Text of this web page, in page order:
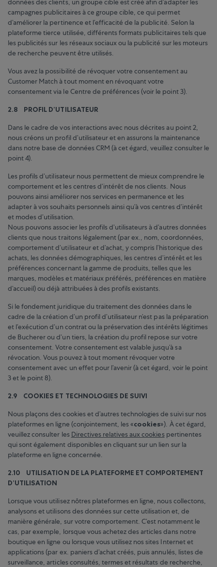
données des clients, un groupe cible est créé afin d’adapter les
campagnes publicitaires à ce groupe cible, ce qui permet
d’améliorer la pertinence et l’efficacité de la publicité. Selon la
plateforme tierce utilisée, différents formats publicitaires tels que
les publicités sur les réseaux sociaux ou la publicité sur les moteurs
de recherche peuvent être utilisés.
Vous avez la possibilité de révoquer votre consentement au
Customer Match à tout moment en révoquant votre
consentement via le Centre de préférences (voir le point 3).
2.8 PROFIL D’UTILISATEUR
Dans le cadre de vos interactions avec nous décrites au point 2,
nous créons un profil d’utilisateur et en assurons la maintenance
dans notre base de données CRM (à cet égard, veuillez consulter le
point 4).
Les profils d’utilisateur nous permettent de mieux comprendre le
comportement et les centres d’intérêt de nos clients. Nous
pouvons ainsi améliorer nos services en permanence et les
adapter à vos souhaits personnels ainsi qu’à vos centres d’intérêt
et modes d’utilisation.
Nous pouvons associer les profils d’utilisateurs à d’autres données
clients que nous traitons légalement (par ex., nom, coordonnées,
comportement d’utilisateur et d’achat, y compris l’historique des
achats, les données démographiques, les centres d’intérêt et les
préférences concernant la gamme de produits, telles que les
marques, modèles et matériaux préférés, préférences en matière
d’accueil) ou déjà attribuées à des profils existants.
Si le fondement juridique du traitement des données dans le
cadre de la création d’un profil d’utilisateur n’est pas la préparation
et l’exécution d’un contrat ou la préservation des intérêts légitimes
de Bucherer ou d’un tiers, la création du profil repose sur votre
consentement. Votre consentement est valable jusqu’à sa
révocation. Vous pouvez à tout moment révoquer votre
consentement avec un effet pour l’avenir (à cet égard, voir le point
3 et le point 8).
2.9 COOKIES ET TECHNOLOGIES DE SUIVI
Nous plaçons des cookies et d’autres technologies de suivi sur nos
plateformes en ligne (conjointement, les «cookies»). À cet égard,
veuillez consulter les Directives relatives aux cookiespertinentes
qui sont également disponibles en cliquant sur un lien sur la
plateforme en ligne concernée.
2.10 UTILISATION DE LA PLATEFORME ET COMPORTEMENT
D’UTILISATION
Lorsque vous utilisez nôtres plateformes en ligne, nous collectons,
analysons et utilisons des données sur cette utilisation et, de
manière générale, sur votre comportement. C’est notamment le
cas, par exemple, lorsque vous achetez des articles dans notre
boutique en ligne ou lorsque vous utilisez nos sites Internet et
applications (par ex. paniers d’achat créés, puis annulés, listes de
surveillance, articles consultés, termes et résultats de recherche,